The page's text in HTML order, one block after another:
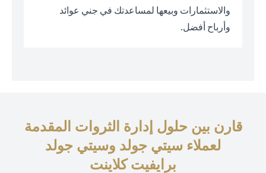
والاستثمارات وبيعها لمساعدتك في جني عوائد
وأرباح أفضل.
قارن بين حلول إدارة الثروات المقدمة
لعملاء سيتي جولد وسيتي جولد
برايفيت كلاينت